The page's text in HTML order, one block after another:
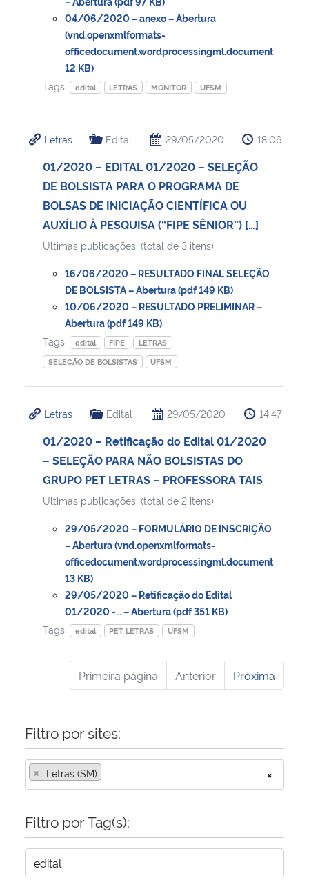
04/06/2020 – anexo – Abertura
(vnd.openxmlformats-
officedocument.wordprocessingml.document
12 KB)
Tags:
edital LETRAS MONITOR UFSM
Letras Edital 29/05/2020 18:06
01/2020 – EDITAL 01/2020 – SELEÇÃO
DE BOLSISTA PARA O PROGRAMA DE
BOLSAS DE INICIAÇÃO CIENTÍFICA OU
AUXÍLIO À PESQUISA (“FIPE SÊNIOR”) […]
Ultimas publicações: (total de 3 itens)
16/06/2020 – RESULTADO FINAL SELEÇÃO
DE BOLSISTA – Abertura (pdf 149 KB)
10/06/2020 – RESULTADO PRELIMINAR –
Abertura (pdf 149 KB)
Tags:
edital FIPE
LETRAS
SELEÇÃO DE BOLSISTAS
UFSM
Letras Edital 29/05/2020 14:47
01/2020 – Retificação do Edital 01/2020
– SELEÇÃO PARA NÃO BOLSISTAS DO
GRUPO PET LETRAS – PROFESSORA TAIS
Ultimas publicações: (total de 2 itens)
29/05/2020 – FORMULÁRIO DE INSCRIÇÃO
– Abertura (vnd.openxmlformats-
officedocument.wordprocessingml.document
13 KB)
29/05/2020 – Retificação do Edital
01/2020 -… – Abertura (pdf 351 KB)
Tags:
edital PET LETRAS UFSM
Primeira página Anterior Próxima
Filtro por sites:
×
× Letras (SM)
Filtro por Tag(s):